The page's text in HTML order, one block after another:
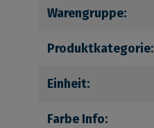
Warengruppe:
Produktkategorie:
Einheit:
Farbe Info: